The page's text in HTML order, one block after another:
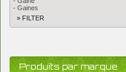
- Gaines
» FILTER
Produits par marque